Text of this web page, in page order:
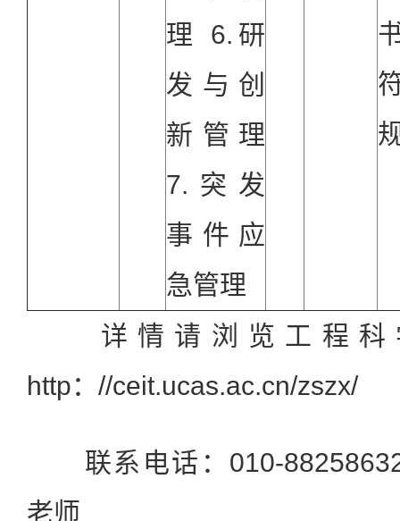
理 6.研
发与创
新管理
7.突发
事件应
急管理
详情请浏览工程科
http：//ceit.ucas.ac.cn/zszx/
联系电话：010-
老师